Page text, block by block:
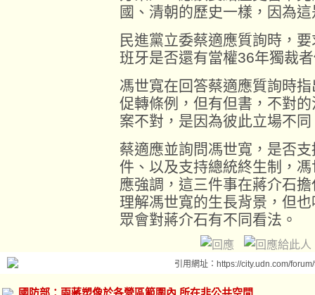
國、清朝的歷史一樣，因為
民進黨立委蔡適應質詢時，
班牙是否還有當權36年獨裁
馮世寬在回答蔡適應質詢時
促轉條例，但有但書，不對
案不對，是因為彼此立場不同
蔡適應並詢問馮世寬，是否
件、以及支持總統終生制，
應強調，這三件事在蔣介石
理解馮世寬的生長背景，但
眾會對蔣介石有不同看法。
引用網址：https://city.udn.com/
國防部：兩蔣塑像於各營區範圍內 所在非公共空間